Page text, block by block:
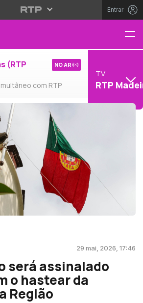
Entrar
(RTP
com RTP
NO AR
TV
RTP
29 mai, 2026, 17:46
será assinalado
o hastear da
Região